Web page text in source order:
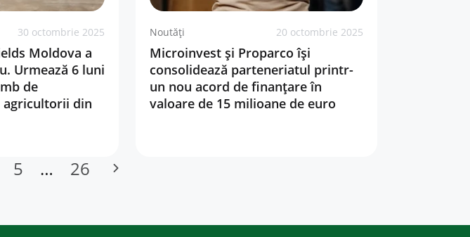
30 octombrie 2025
Moldova a
Urmează 6 luni
de
agricultorii din
Noutăți 20 octombrie 2025
Microinvest și Proparco își
consolidează parteneriatul printr-
un nou acord de finanțare în
valoare de 15 milioane de euro
5 … 26